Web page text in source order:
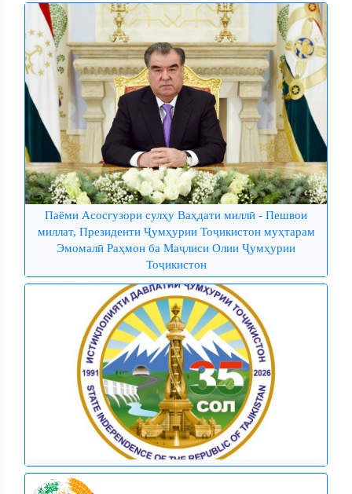
Паёми Асосгузори сулҳу Ваҳдати миллӣ - Пешвои
миллат, Президенти Ҷумҳурии Тоҷикистон муҳтарам
Эмомалӣ Раҳмон ба Маҷлиси Олии Ҷумҳурии
Тоҷикистон